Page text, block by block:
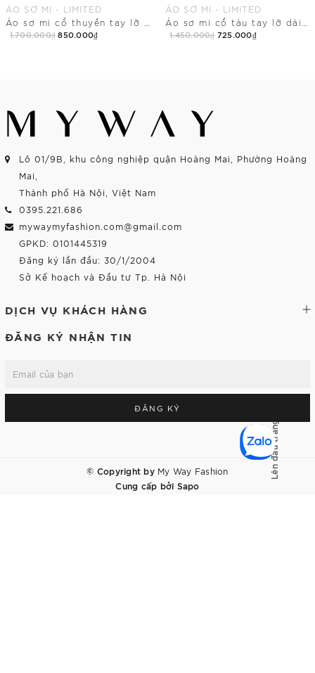
ÁO SƠ MI - LIMITED
1.700.000₫ 850.000₫
ÁO SƠ MI - LIMITED
1.450.000₫ 725.000₫
Lô 01/9B, khu công nghiệp quận Hoàng Mai, Phường Hoàng
Mai,
Thành phố Hà Nội, Việt Nam
0395.221.686
mywaymyfashion.com@gmail.com
GPKD: 0101445319
Đăng ký lần đầu: 30/1/2004
Sở Kế hoạch và Đầu tư Tp. Hà Nội
DỊCH VỤ KHÁCH HÀNG
ĐĂNG KÝ NHẬN TIN
ĐĂNG KÝ
© Copyright by My Way Fashion
Cung cấp bởi Sapo
Lên đầu trang